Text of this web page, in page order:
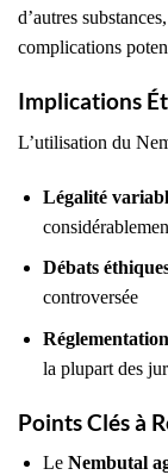
d’autres
complications
Implications
L’utilisation du
Légalité
Débats
controversée
la plupart des
Points Clés à
Le Nembutal